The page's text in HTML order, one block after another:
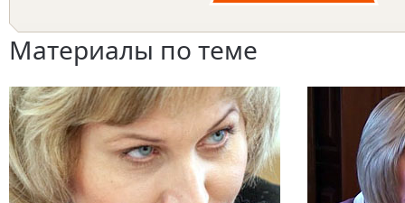
Материалы по теме